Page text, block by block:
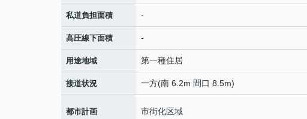
私道負担面積 -
高圧線下面積 -
用途地域 第一種住居
接道状況 一方(南 6.2m 間口 8.5m)
都市計画 市街化区域